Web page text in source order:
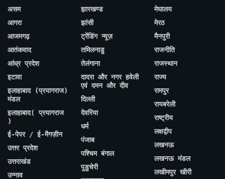
असम
आगरा
आजमगढ़
आतंकवाद
आंध्र प्रदेश
इटावा
इलाहाबाद (प्रयागराज)
मंडल
इलाहाबाद( प्रयागराज
)
ई-पेपर / ई-मैगज़ीन
उत्तर प्रदेश
उत्तराखंड
उन्नाव
झारखण्ड
झांसी
ट्रेंडिंग न्यूज़
तमिलनाडु
तेलंगाना
दादरा और नगर हवेली
एवं दमन और दीव
दिल्ली
देवरिया
धर्म
पंजाब
पश्चिम बंगाल
पुडुचेरी
मेघालय
मेरठ
मैनपुरी
राजनीति
राजस्थान
राज्य
रामपुर
रायबरेली
राष्ट्रीय
लक्षद्वीप
लखनऊ
लखनऊ मंडल
लखीमपुर खीरी